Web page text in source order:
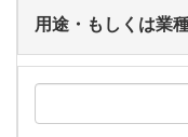
用途・もしくは業